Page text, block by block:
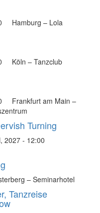
Hamburg – Lola
Köln – Tanzclub
Frankfurt am Main –
Turning
2027 - 12:00
– Seminarhotel
Tanzreise